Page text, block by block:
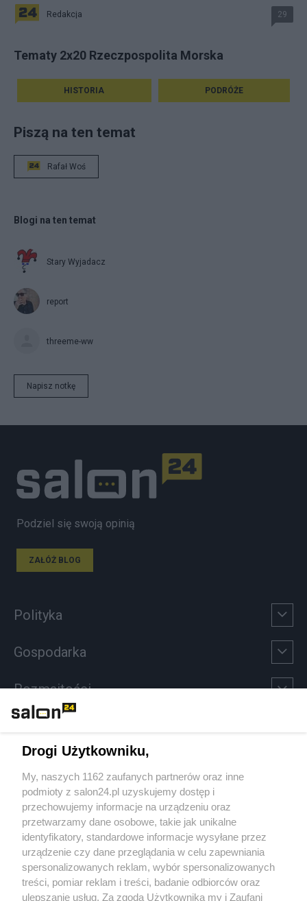
Redakcja 29
Tematy 2x20 Rzeczpospolita Morska
HISTORIA PODRÓŻE
Piszą na ten temat
Rafał Woś
Blogi na ten temat
Stary Wyjadacz
report
threeme-ww
Napisz notkę
Podziel się swoją opinią
ZAŁÓŻ BLOG
Polityka
Gospodarka
Rozmaitości
Sport
Społeczeństwo
Kultura
Drogi Użytkowniku,
My, naszych 1162 zaufanych partnerów oraz inne
podmioty z salon24.pl uzyskujemy dostęp i
przechowujemy informacje na urządzeniu oraz
przetwarzamy dane osobowe, takie jak unikalne
identyfikatory, standardowe informacje wysyłane przez
urządzenie czy dane przeglądania w celu zapewniania
spersonalizowanych reklam, wybór spersonalizowanych
treści, pomiar reklam i treści, badanie odbiorców oraz
ulepszanie usług. Za zgodą Użytkownika my i Zaufani